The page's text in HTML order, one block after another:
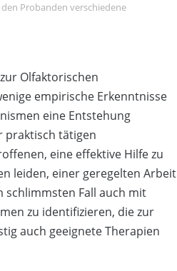
Probanden verschiedene
Olfaktorischen
empirische Erkenntnisse
eine Entstehung
praktisch tätigen
eine effektive Hilfe zu
leiden, einer geregelten Arbeit
Fall auch mit
zu identifizieren, die zur
auch geeignete Therapien